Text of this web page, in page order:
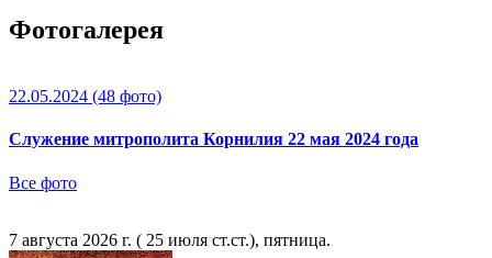
Фотогалерея
22.05.2024 (48 фото)
Служение митрополита Корнилия 22 мая 2024 года
Все фото
7 августа 2026 г. ( 25 июля ст.ст.), пятница.